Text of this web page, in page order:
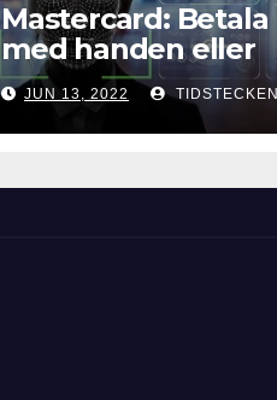
Mastercard: Betala
med handen eller
ansiktet
JUN 13, 2022 TIDSTECKEN